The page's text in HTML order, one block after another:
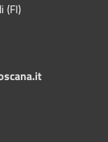
(FI)